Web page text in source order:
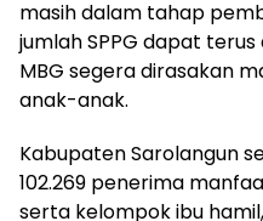
masih dalam tahap
jumlah SPPG dapat
MBG segera dirasakan
anak-anak.
Kabupaten Sarolangun
102.269 penerima
serta kelompok ibu